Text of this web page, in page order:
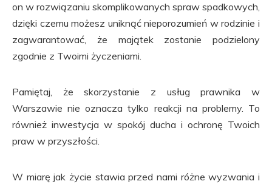
on w rozwiązaniu skomplikowanych spraw spadkowych,
dzięki czemu możesz uniknąć nieporozumień w rodzinie i
zagwarantować, że majątek zostanie podzielony
zgodnie z Twoimi życzeniami.
Pamiętaj, że skorzystanie z usług prawnika w
Warszawie nie oznacza tylko reakcji na problemy. To
również inwestycja w spokój ducha i ochronę Twoich
praw w przyszłości.
W miarę jak życie stawia przed nami różne wyzwania i